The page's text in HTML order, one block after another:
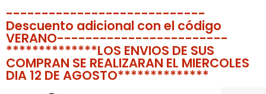
----------------------------
Descuento adicional con el código
VERANO------------------------
**************LOS ENVIOS DE SUS
COMPRAN SE REALIZARAN EL MIERCOLES
DIA 12 DE AGOSTO**************